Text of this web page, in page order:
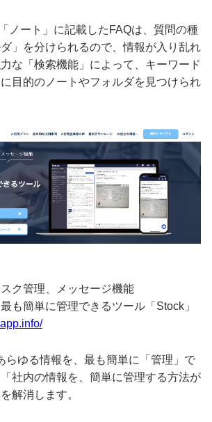
ノート」に記載したFAQは、質問の種
」を分けられるので、情報が入り乱れ
な「検索機能」によって、キーワード
目的のノートやフォルダを見つけられ
ク管理、メッセージ機能
も簡単に管理できるツール「Stock」
らゆる情報を、最も簡単に「管理」で
社内の情報を、簡単に管理する方法が
解消します。